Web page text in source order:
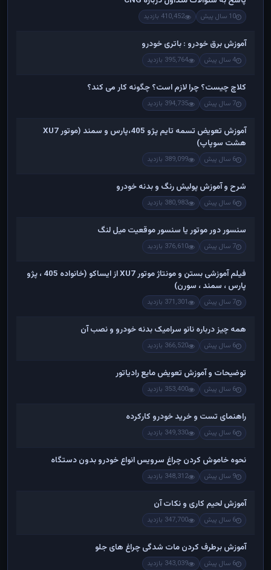
10 سال پیش 410,452 بازدید
آموزش برق خودرو : باتری خودرو
4 سال پیش 395,764 بازدید
کلاچ چیست؟ چرا لازم است؟ چگونه کار می کند؟
7 سال پیش 394,735 بازدید
آموزش تعویض تسمه تایم پژو 405،پارس و سمند (موتور XU7
هشت سوپاپ)
6 سال پیش 389,099 بازدید
شرح و آموزش پولیش رنگ و بدنه خودرو
6 سال پیش 380,983 بازدید
سنسور دور موتور یا سنسور موقعیت میل لنگ
7 سال پیش 376,610 بازدید
فیلم آموزشی بستن و مونتاژ موتور XU7 از ایساکو (خانواده 405 ، پژو
پارس ، سمند ، سورن)
7 سال پیش 371,301 بازدید
همه چیز درباره نانو سرامیک بدنه خودرو و نصب آن
6 سال پیش 366,520 بازدید
توضیحات و آموزش تعویض مایع رادیاتور
6 سال پیش 353,400 بازدید
راهنمای تست و خريد خودرو کارکرده
6 سال پیش 349,330 بازدید
نحوه خاموش کردن چراغ سرویس انواع خودرو بدون دستگاه
9 سال پیش 348,312 بازدید
آموزش لحیم کاری و نکات آن
6 سال پیش 347,700 بازدید
آموزش برطرف کردن مات شدگی چراغ های جلو
6 سال پیش 343,039 بازدید